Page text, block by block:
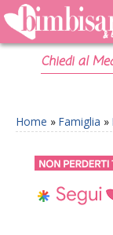
Chiedi al
Home » Famiglia »